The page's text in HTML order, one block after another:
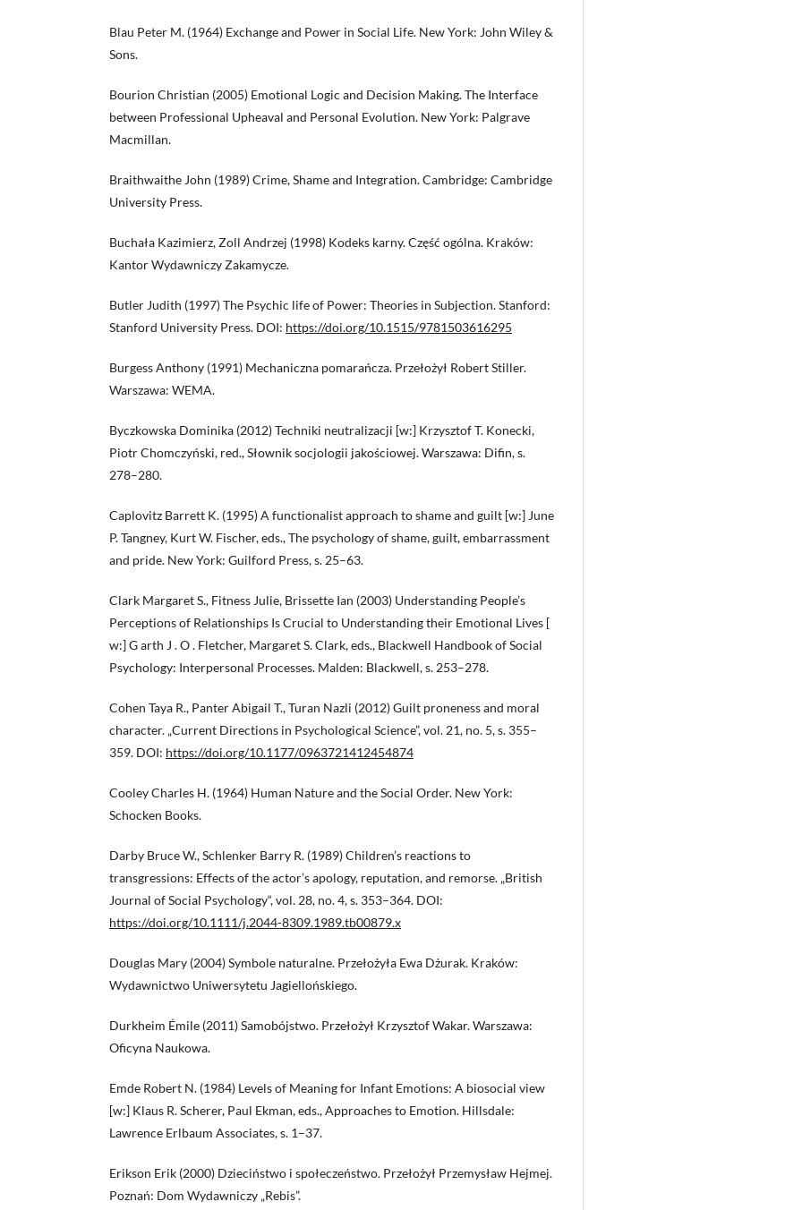
Blau Peter M. (1964) Exchange and Power in Social Life. New York: John Wiley &
Sons.
Bourion Christian (2005) Emotional Logic and Decision Making. The Interface
between Professional Upheaval and Personal Evolution. New York: Palgrave
Macmillan.
Braithwaithe John (1989) Crime, Shame and Integration. Cambridge: Cambridge
University Press.
Buchała Kazimierz, Zoll Andrzej (1998) Kodeks karny. Część ogólna. Kraków:
Kantor Wydawniczy Zakamycze.
Butler Judith (1997) The Psychic life of Power: Theories in Subjection. Stanford:
Stanford University Press. DOI: https://doi.org/10.1515/9781503616295
Burgess Anthony (1991) Mechaniczna pomarańcza. Przełożył Robert Stiller.
Warszawa: WEMA.
Byczkowska Dominika (2012) Techniki neutralizacji [w:] Krzysztof T. Konecki,
Piotr Chomczyński, red., Słownik socjologii jakościowej. Warszawa: Difin, s.
278–280.
Caplovitz Barrett K. (1995) A functionalist approach to shame and guilt [w:] June
P. Tangney, Kurt W. Fischer, eds., The psychology of shame, guilt, embarrassment
and pride. New York: Guilford Press, s. 25–63.
Clark Margaret S., Fitness Julie, Brissette Ian (2003) Understanding People’s
Perceptions of Relationships Is Crucial to Understanding their Emotional Lives [
w:] G arth J . O . Fletcher, Margaret S. Clark, eds., Blackwell Handbook of Social
Psychology: Interpersonal Processes. Malden: Blackwell, s. 253–278.
Cohen Taya R., Panter Abigail T., Turan Nazli (2012) Guilt proneness and moral
character. „Current Directions in Psychological Science”, vol. 21, no. 5, s. 355–
359. DOI: https://doi.org/10.1177/0963721412454874
Cooley Charles H. (1964) Human Nature and the Social Order. New York:
Schocken Books.
Darby Bruce W., Schlenker Barry R. (1989) Children’s reactions to
transgressions: Effects of the actor’s apology, reputation, and remorse. „British
Journal of Social Psychology“, vol. 28, no. 4, s. 353–364. DOI:
https://doi.org/10.1111/j.2044-8309.1989.tb00879.x
Douglas Mary (2004) Symbole naturalne. Przełożyła Ewa Dżurak. Kraków:
Wydawnictwo Uniwersytetu Jagiellońskiego.
Durkheim Émile (2011) Samobójstwo. Przełożył Krzysztof Wakar. Warszawa:
Oficyna Naukowa.
Emde Robert N. (1984) Levels of Meaning for Infant Emotions: A biosocial view
[w:] Klaus R. Scherer, Paul Ekman, eds., Approaches to Emotion. Hillsdale:
Lawrence Erlbaum Associates, s. 1–37.
Erikson Erik (2000) Dzieciństwo i społeczeństwo. Przełożył Przemysław Hejmej.
Poznań: Dom Wydawniczy „Rebis”.